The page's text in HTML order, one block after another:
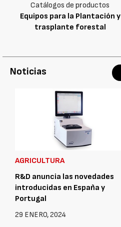
Catálogos de productos
Equipos para la Plantación y
trasplante forestal
Noticias
AGRICULTURA
R&D anuncia las novedades
introducidas en España y
Portugal
29 ENERO, 2024